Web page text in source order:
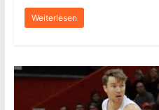
Weiterlesen